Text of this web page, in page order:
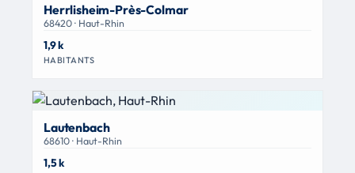
Herrlisheim-Près-Colmar
68420 · Haut-Rhin
1,9 k
HABITANTS
Lautenbach
68610 · Haut-Rhin
1,5 k